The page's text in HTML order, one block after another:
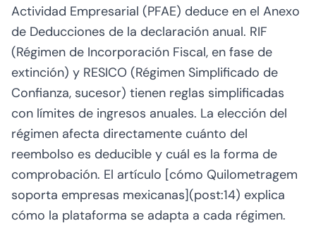
Actividad Empresarial (PFAE) deduce en el Anexo
de Deducciones de la declaración anual. RIF
(Régimen de Incorporación Fiscal, en fase de
extinción) y RESICO (Régimen Simplificado de
Confianza, sucesor) tienen reglas simplificadas
con límites de ingresos anuales. La elección del
régimen afecta directamente cuánto del
reembolso es deducible y cuál es la forma de
comprobación. El artículo [cómo Quilometragem
soporta empresas mexicanas](post:14) explica
cómo la plataforma se adapta a cada régimen.